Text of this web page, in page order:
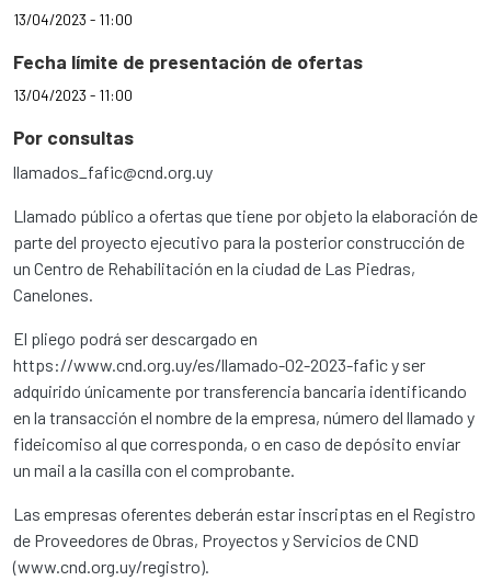
13/04/2023 - 11:00
Fecha límite de presentación de ofertas
13/04/2023 - 11:00
Por consultas
llamados_fafic@cnd.org.uy
Llamado público a ofertas que tiene por objeto la elaboración de
parte del proyecto ejecutivo para la posterior construcción de
un Centro de Rehabilitación en la ciudad de Las Piedras,
Canelones.
El pliego podrá ser descargado en
https://www.cnd.org.uy/es/llamado-02-2023-fafic y ser
adquirido únicamente por transferencia bancaria identificando
en la transacción el nombre de la empresa, número del llamado y
fideicomiso al que corresponda, o en caso de depósito enviar
un mail a la casilla con el comprobante.
Las empresas oferentes deberán estar inscriptas en el Registro
de Proveedores de Obras, Proyectos y Servicios de CND
(www.cnd.org.uy/registro).